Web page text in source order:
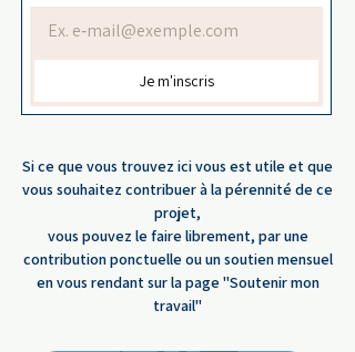
« Relation toxique » : un
mot utile… mais insuffisant
pour penser nos relations
Je m'inscris
Si ce que vous trouvez ici vous est utile et que
vous souhaitez contribuer à la pérennité de ce
projet,
vous pouvez le faire librement, par une
contribution ponctuelle ou un soutien mensuel
en vous rendant sur la page "Soutenir mon
travail"